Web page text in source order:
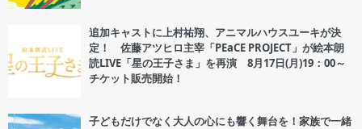
追加キャストに上村祐翔、アニマルハウスユーキが決
定！ 佐藤アツヒロ主宰「PEaCE PROJECT」が絵本朗
読LIVE「星の王子さま」を再演 8月17日(月)19：00～
チケット販売開始！
子どもだけでなく大人の心にも響く舞台を！家族で一緒